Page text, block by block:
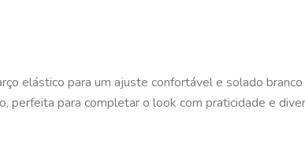
elástico para um ajuste confortável e solado
perfeita para completar o look com praticidade e